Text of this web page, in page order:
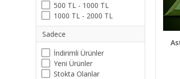
500 TL - 1000 TL
1000 TL - 2000 TL
Sadece
İndirimli Ürünler
Yeni Ürünler
Stokta Olanlar